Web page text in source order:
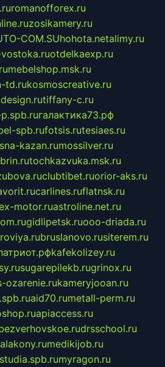
romanofforex.ru
zosikamery.ru
COM.SUhohota.netalimy.ru
otdelkaexp.ru
mebelshop.msk.ru
td.rukosmoscreative.ru
tiffany-c.ru
галактика73.рф
spb.rufotsis.rutesiaes.ru
kazan.rumossilver.ru
tochkazvuka.msk.ru
clubtibet.ruorior-aks.ru
carlines.ruflatnsk.ru
motor.ruastroline.net.ru
gidlipetsk.ruooo-driada.ru
bruslanovo.rusiterem.ru
kafekolizey.ru
sugarepilekb.rugrinox.ru
ozarenie.rukameryjooan.ru
aid70.rumetall-perm.ru
apiaccess.ru
drsschool.ru
medikijob.ru
myragon.ru